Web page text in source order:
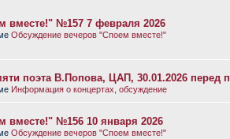
вместе!" №157 7 февраля 2026
Обсуждение вечеров "Споем вместе!"
поэта В.Попова, ЦАП, 30.01.2026 перед
Информация о концертах, обсуждение
вместе!" №156 10 января 2026
Обсуждение вечеров "Споем вместе!"